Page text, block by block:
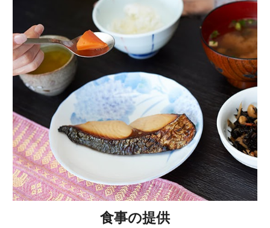
食事の提供